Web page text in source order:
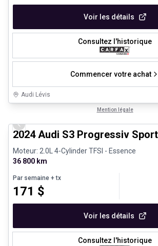
Voir les détails
Consultez l'historique
Commencer votre achat
Audi Lévis
Mention légale
Véhicules d'occasion certifiés
Previous slide
2024 Audi S3 Progressiv
Moteur: 2.0L 4-Cylinder TFSI - Essence
36 800 km
Par semaine + tx
171 $
Voir les détails
Consultez l'historique